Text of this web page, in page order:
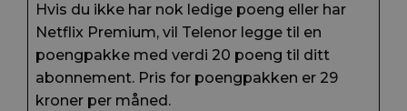
Hvis du ikke har nok ledige poeng eller har
Netflix Premium, vil Telenor legge til en
poengpakke med verdi 20 poeng til ditt
abonnement. Pris for poengpakken er 29
kroner per måned.